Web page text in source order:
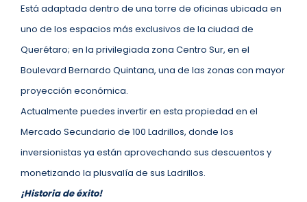
Está adaptada dentro de una torre de oficinas ubicada en
uno de los espacios más exclusivos de la ciudad de
Querétaro; en la privilegiada zona Centro Sur, en el
Boulevard Bernardo Quintana, una de las zonas con mayor
proyección económica.
Actualmente puedes invertir en esta propiedad en el
Mercado Secundario de 100 Ladrillos, donde los
inversionistas ya están aprovechando sus descuentos y
monetizando la plusvalía de sus Ladrillos.
¡Historia de éxito!